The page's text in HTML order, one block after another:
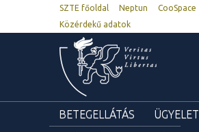
SZTE főoldal Neptun CooSpace
Közérdekű adatok
BETEGELLÁTÁS ÜGYELET